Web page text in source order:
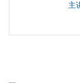
主